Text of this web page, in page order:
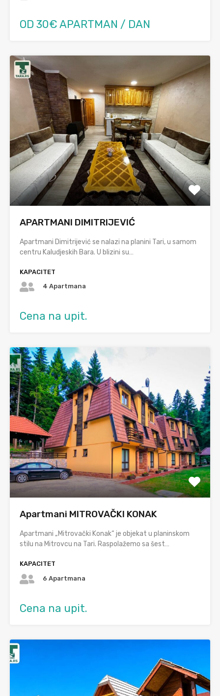
OD 30€ APARTMAN / DAN
APARTMANI DIMITRIJEVIĆ
Apartmani Dimitrijević se nalazi na planini Tari, u samom
centru Kaludjeskih Bara. U blizini su…
KAPACITET
4 Apartmana
Cena na upit.
Apartmani MITROVAČKI KONAK
Apartmani „Mitrovački Konak“ je objekat u planinskom
stilu na Mitrovcu na Tari. Raspolažemo sa šest…
KAPACITET
6 Apartmana
Cena na upit.